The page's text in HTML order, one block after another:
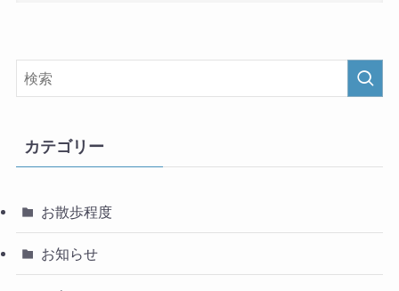
カテゴリー
お散歩程度
お知らせ